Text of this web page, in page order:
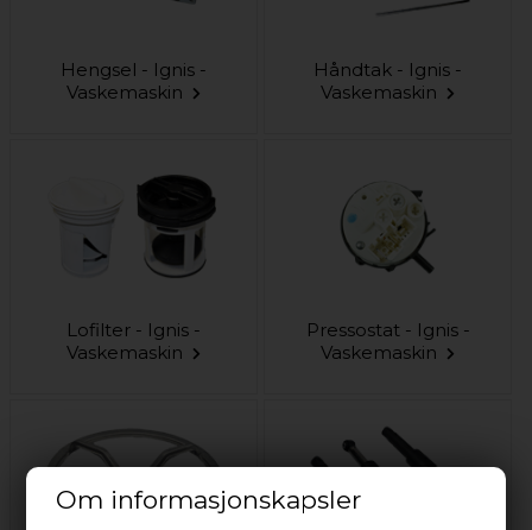
Om informasjonskapsler
Hengsel - Ignis -
Vaskemaskin
Håndtak - Ignis -
Vaskemaskin
Lofilter - Ignis -
Vaskemaskin
Pressostat - Ignis -
Vaskemaskin